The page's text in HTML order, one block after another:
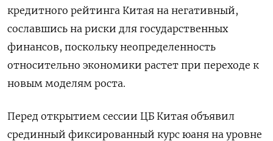
кредитного рейтинга Китая на негативный,
сославшись на риски для государственных
финансов, поскольку неопределенность
относительно экономики растет при переходе к
новым моделям роста.
Перед открытием сессии ЦБ Китая объявил
срединный фиксированный курс юаня на уровне